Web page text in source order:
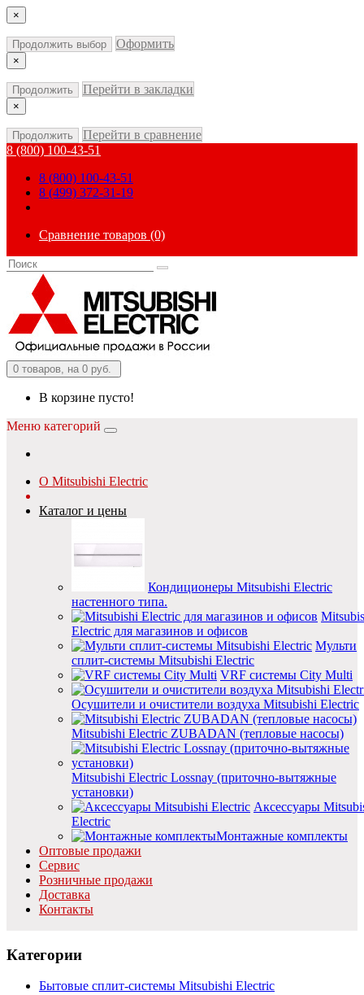
×
Продолжить выбор Оформить
×
Продолжить Перейти в закладки
×
Продолжить
Перейти в сравнение
8 (800) 100-43-51
8 (800) 100-43-51
8 (499) 372-31-19
Сравнение товаров (0)
0 товаров, на 0 руб.
В корзине пусто!
Меню категорий
О Mitsubishi Electric
Каталог и цены
Кондиционеры Mitsubishi Electric
настенного типа.
Electric для магазинов и офисов
Мульти
сплит-системы Mitsubishi Electric
VRF системы City Multi
Осушители и очистители воздуха Mitsubishi Electric
Mitsubishi Electric ZUBADAN (тепловые насосы)
Mitsubishi Electric Lossnay (приточно-вытяжные
установки)
Аксессуары
Electric
Монтажные комплекты
Оптовые продажи
Сервис
Розничные продажи
Доставка
Контакты
Категории
Бытовые сплит-системы Mitsubishi Electric